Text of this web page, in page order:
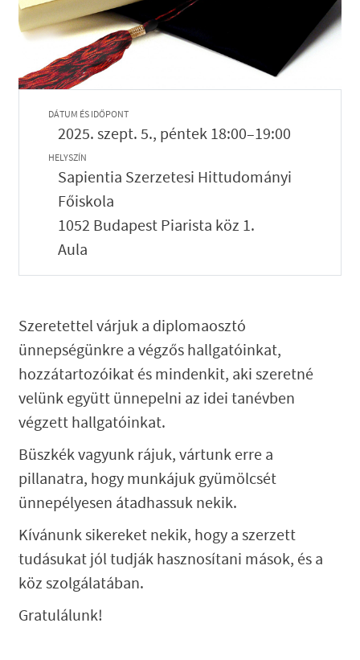
DÁTUM ÉS IDŐPONT
2025. szept. 5., péntek 18:00–19:00
HELYSZÍN
Sapientia Szerzetesi Hittudományi
Főiskola
1052 Budapest Piarista köz 1.
Aula
Szeretettel várjuk a diplomaosztó
ünnepségünkre a végzős hallgatóinkat,
hozzátartozóikat és mindenkit, aki szeretné
velünk együtt ünnepelni az idei tanévben
végzett hallgatóinkat.
Büszkék vagyunk rájuk, vártunk erre a
pillanatra, hogy munkájuk gyümölcsét
ünnepélyesen átadhassuk nekik.
Kívánunk sikereket nekik, hogy a szerzett
tudásukat jól tudják hasznosítani mások, és a
köz szolgálatában.
Gratulálunk!